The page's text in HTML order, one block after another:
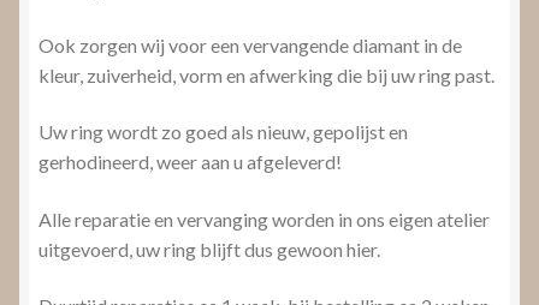
Ook zorgen wij voor een vervangende diamant in de
kleur, zuiverheid, vorm en afwerking die bij uw ring past.
Uw ring wordt zo goed als nieuw, gepolijst en
gerhodineerd, weer aan u afgeleverd!
Alle reparatie en vervanging worden in ons eigen atelier
uitgevoerd, uw ring blijft dus gewoon hier.